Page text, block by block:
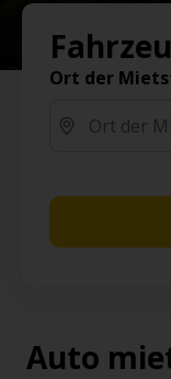
Ort der
Auto